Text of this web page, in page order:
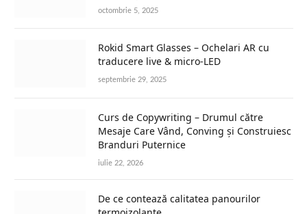
octombrie 5, 2025
Rokid Smart Glasses – Ochelari AR cu
traducere live & micro-LED
septembrie 29, 2025
Curs de Copywriting – Drumul către
Mesaje Care Vând, Conving și Construiesc
Branduri Puternice
iulie 22, 2026
De ce contează calitatea panourilor